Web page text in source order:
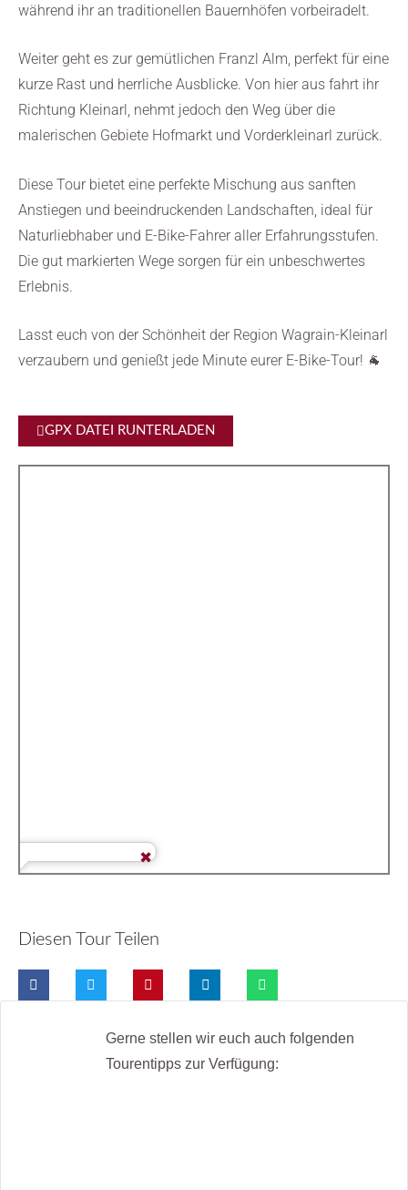
während ihr an traditionellen Bauernhöfen vorbeiradelt.
Weiter geht es zur gemütlichen Franzl Alm, perfekt für eine
kurze Rast und herrliche Ausblicke. Von hier aus fahrt ihr
Richtung Kleinarl, nehmt jedoch den Weg über die
malerischen Gebiete Hofmarkt und Vorderkleinarl zurück.
Diese Tour bietet eine perfekte Mischung aus sanften
Anstiegen und beeindruckenden Landschaften, ideal für
Naturliebhaber und E-Bike-Fahrer aller Erfahrungsstufen.
Die gut markierten Wege sorgen für ein unbeschwertes
Erlebnis.
Lasst euch von der Schönheit der Region Wagrain-Kleinarl
verzaubern und genießt jede Minute eurer E-Bike-Tour! 🐐
GPX DATEI RUNTERLADEN
Diesen Tour Teilen
Gerne stellen wir euch auch folgenden
Tourentipps zur Verfügung: